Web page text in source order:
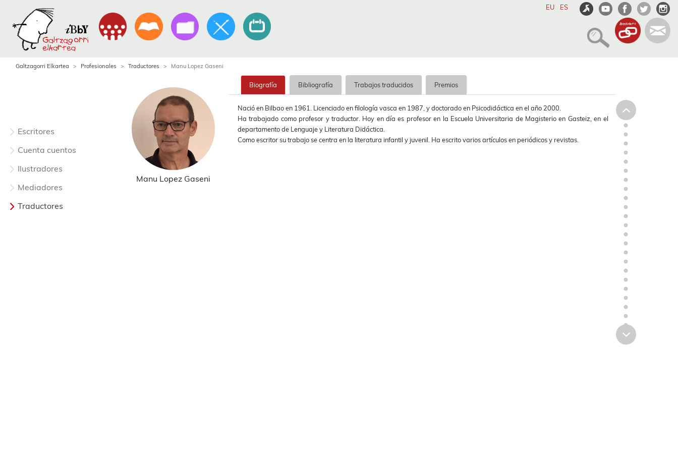
ES
EU
Galtzagorri Elkartea Profesionales Traductores Manu Lopez Gaseni
Escritores
Cuenta cuentos
Ilustradores
Mediadores
Traductores
Manu Lopez Gaseni
Biografía Bibliografía Trabajos traducidos Premios
Nació en Bilbao en 1961. Licenciado en filología vasca en 1987, y doctorado en Psicodidáctica en el año 2000.
Ha trabajado como profesor y traductor. Hoy en día es profesor en la Escuela Universitaria de Magisterio en Gasteiz, en el
departamento de Lenguaje y Literatura Didáctica.
Como escritor su trabajo se centra en la literatura infantil y juvenil. Ha escrito varios artículos en periódicos y revistas.